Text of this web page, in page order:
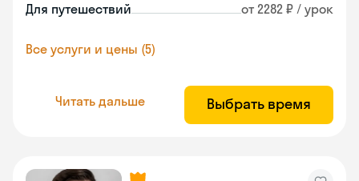
Для путешествий от 2282 ₽ / урок
Все услуги и цены (5)
Читать дальше Выбрать время